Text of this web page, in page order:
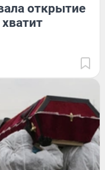
открытие